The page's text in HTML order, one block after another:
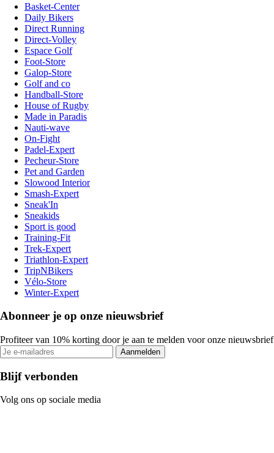
Basket-Center
Daily Bikers
Direct Running
Direct-Volley
Espace Golf
Foot-Store
Galop-Store
Golf and co
Handball-Store
House of Rugby
Made in Paradis
Nauti-wave
On-Fight
Padel-Expert
Pecheur-Store
Pet and Garden
Slowood Interior
Smash-Expert
Sneak'In
Sneakids
Sport is good
Training-Fit
Trek-Expert
Triathlon-Expert
TripNBikers
Vélo-Store
Winter-Expert
Abonneer je op onze nieuwsbrief
Profiteer van 10% korting door je aan te melden voor onze nieuwsbrief
Aanmelden
Blijf verbonden
Volg ons op sociale media